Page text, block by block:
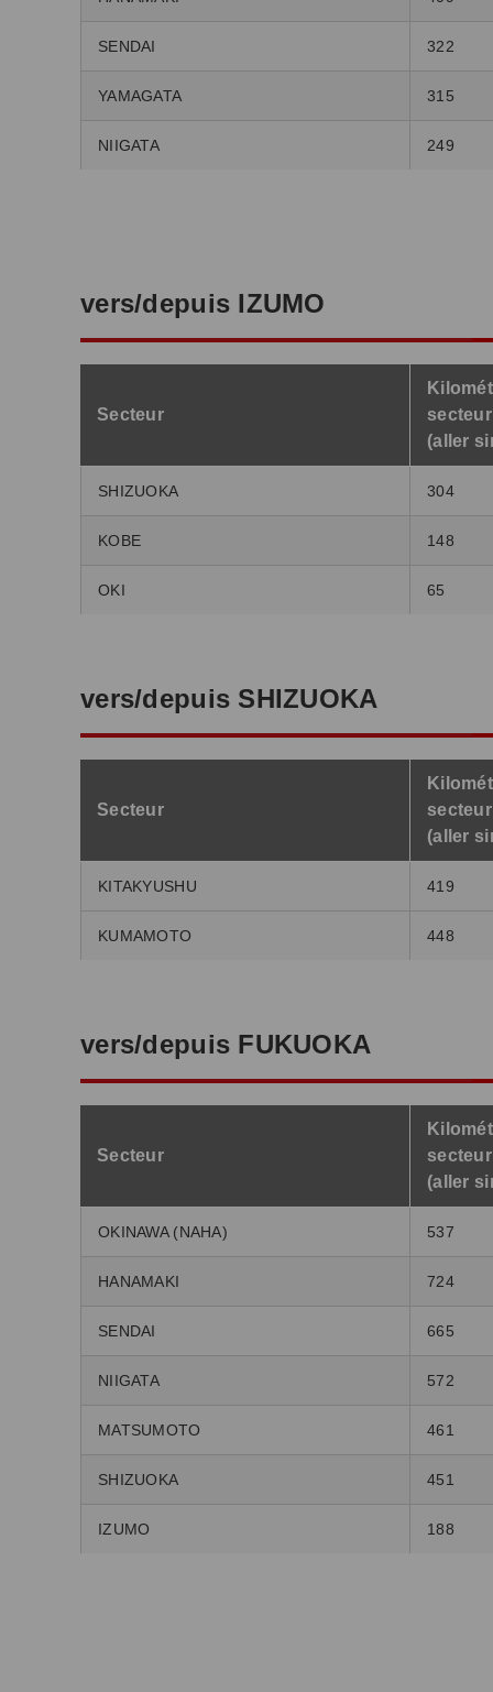
SENDAI 322
YAMAGATA 315
NIIGATA 249
vers/depuis IZUMO
Secteur
secteur
(aller
SHIZUOKA 304
KOBE 148
OKI 65
vers/depuis SHIZUOKA
Secteur
secteur
(aller
KITAKYUSHU 419
KUMAMOTO 448
vers/depuis FUKUOKA
Secteur
secteur
(aller
OKINAWA (NAHA) 537
HANAMAKI 724
SENDAI 665
NIIGATA 572
MATSUMOTO 461
SHIZUOKA 451
IZUMO 188